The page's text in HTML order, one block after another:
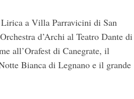
a Villa Parravicini di San
d’Archi al Teatro Dante di
all’Orafest di Canegrate, il
Bianca di Legnano e il grande